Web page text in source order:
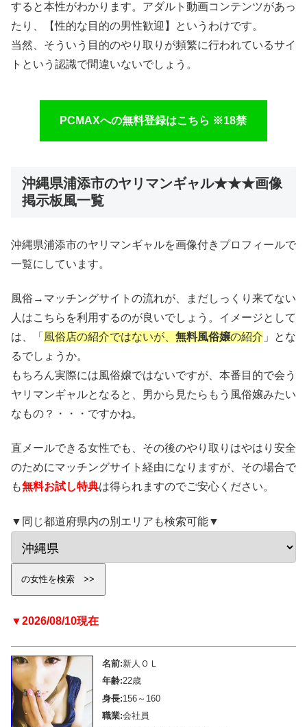
すると本性がわかります。アダルト動画コンテンツがあっ
たり、【性的な目的の男性歓迎】というわけです。
当然、そういう目的のやり取りが頻繁に行われているサイ
トという認識で間違いないでしょう。
PCMAXへの無料登録はこちら ※18禁
沖縄県浦添市のヤリマンギャル★★★画像
掲示板風一覧
沖縄県浦添市のヤリマンギャルを画像付きプロフィールで
一覧にしています。
風俗→マッチングサイトの流れが、まだしっくり来てない
人はこちらを利用するのが良いでしょう。イメージとして
は、「 風俗店の紹介ではないが、 無料風俗嬢の紹介 」とな
るでしょうか。
もちろん実際には風俗嬢ではないですが、本番目的で会う
ヤリマンギャルとなると、男から見たらもう風俗嬢みたい
なもの？・・・ですかね。
直メールできる女性でも、その後のやり取りはやはり安全
のためにマッチングサイト経由になりますが、その場合で
も無料お試し特典は得られますのでご安心ください。
▼同じ都道府県内の別エリアも検索可能▼
▼2026/08/10現在
名前:新人ＯＬ
年齢:22歳
身長:156～160
職業:会社員